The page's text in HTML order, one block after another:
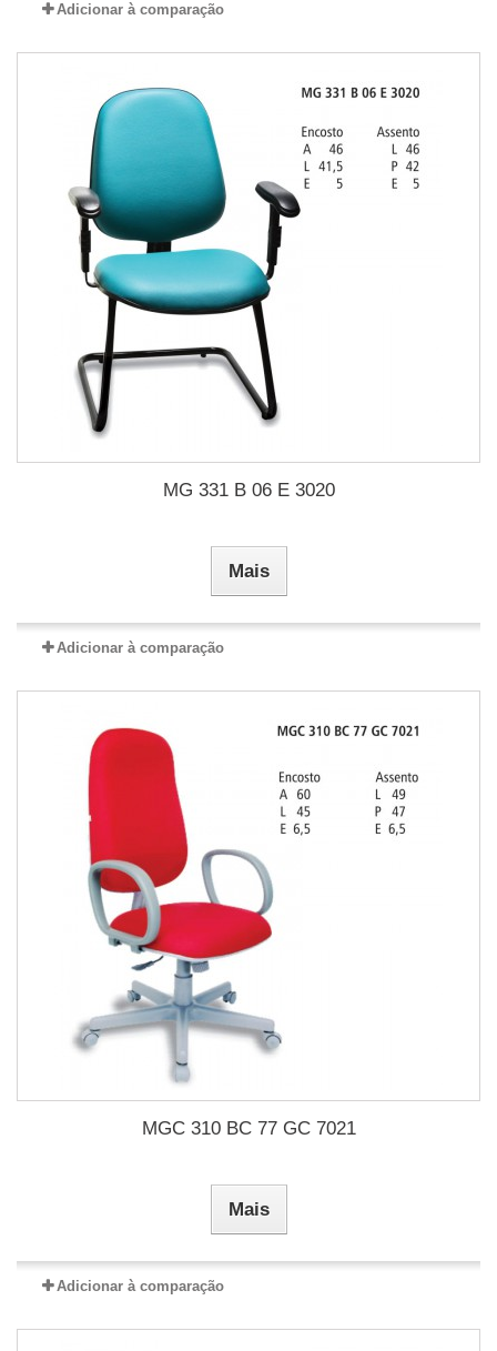
Adicionar à comparação
MG 331 B 06 E 3020
Mais
Adicionar à comparação
MGC 310 BC 77 GC 7021
Mais
Adicionar à comparação